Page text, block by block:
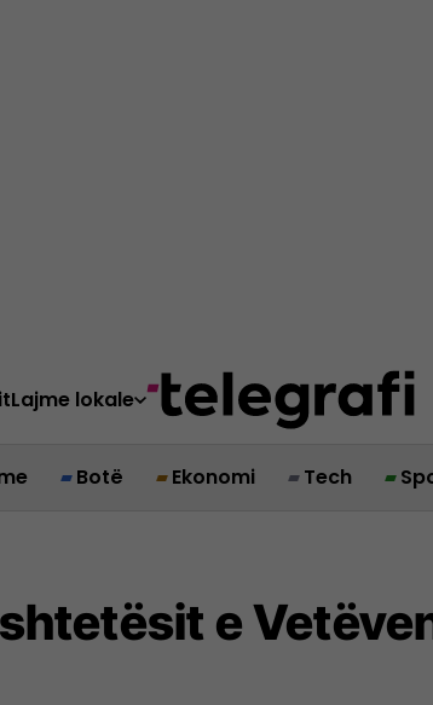
Lajme lokale
Botë Ekonomi Tech
e